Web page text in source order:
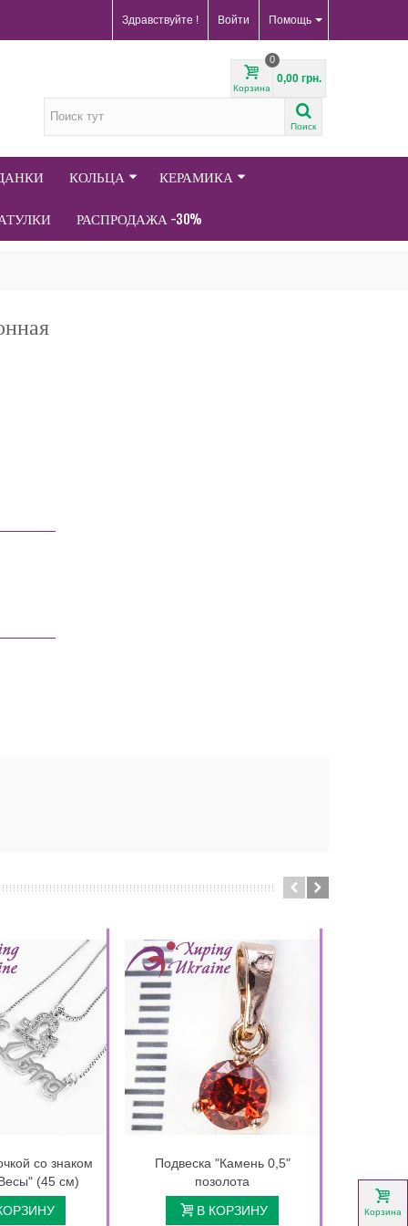
Помощь
Здравствуйте ! Войти
Корзина
0
0,00 грн.
Поиск
КОЛЬЦА КЕРАМИКА
РАСПРОДАЖА -30%
со знаком
(45 см)
Подвеска "Камень 0,5"
позолота
В КОРЗИНУ
см
Корзина